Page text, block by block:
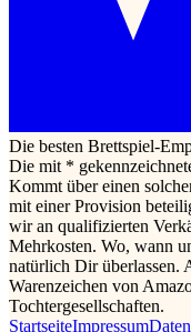
Die besten Brettspiel-
Die mit *
Kommt über einen
mit einer Provision
wir an qualifizierten
Mehrkosten. Wo, wann
natürlich Dir überlassen.
Warenzeichen von
Tochtergesellschaften.
StartseiteImpressum